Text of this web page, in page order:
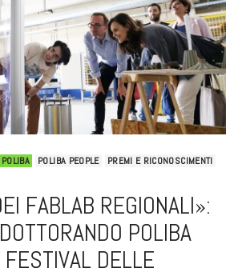
POLIBA PEOPLE
PREMI E RICONOSCIMENTI
FABLAB REGIONALI»:
POLIBA
DELLE